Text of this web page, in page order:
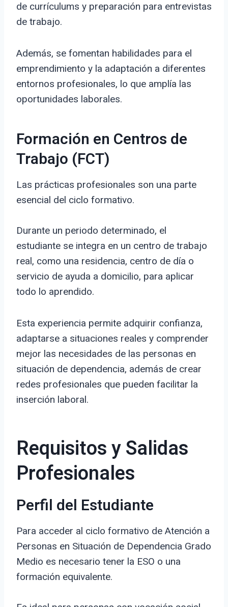
de currículums y preparación para entrevistas
de trabajo.
Además, se fomentan habilidades para el
emprendimiento y la adaptación a diferentes
entornos profesionales, lo que amplía las
oportunidades laborales.
Formación en Centros de
Trabajo (FCT)
Las prácticas profesionales son una parte
esencial del ciclo formativo.
Durante un periodo determinado, el
estudiante se integra en un centro de trabajo
real, como una residencia, centro de día o
servicio de ayuda a domicilio, para aplicar
todo lo aprendido.
Esta experiencia permite adquirir confianza,
adaptarse a situaciones reales y comprender
mejor las necesidades de las personas en
situación de dependencia, además de crear
redes profesionales que pueden facilitar la
inserción laboral.
Requisitos y Salidas
Profesionales
Perfil del Estudiante
Para acceder al ciclo formativo de Atención a
Personas en Situación de Dependencia Grado
Medio es necesario tener la ESO o una
formación equivalente.